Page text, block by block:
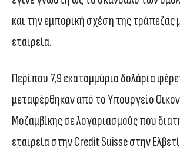
και την εμπορική σχέση της τράπεζας
εταιρεία.
Περίπου 7,9 εκατομμύρια δολάρια
μεταφέρθηκαν από το Υπουργείο
Μοζαμβίκης σε λογαριασμούς που
εταιρεία στην Credit Suisse στην